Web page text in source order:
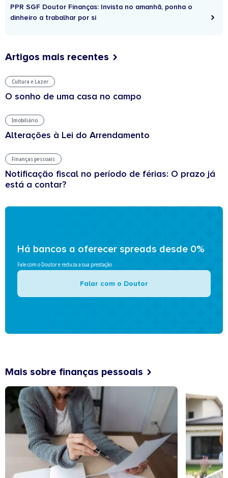
PPR SGF Doutor Finanças: Invista no amanhã, ponha o
dinheiro a trabalhar por si
Artigos mais recentes
Cultura e Lazer
O sonho de uma casa no campo
Imobiliário
Alterações à Lei do Arrendamento
Finanças pessoais
Notificação fiscal no período de férias: O prazo já
está a contar?
Há bancos a oferecer spreads desde 0%
Fale com o Doutor e reduza a sua prestação
Falar com o Doutor
Mais sobre finanças pessoais